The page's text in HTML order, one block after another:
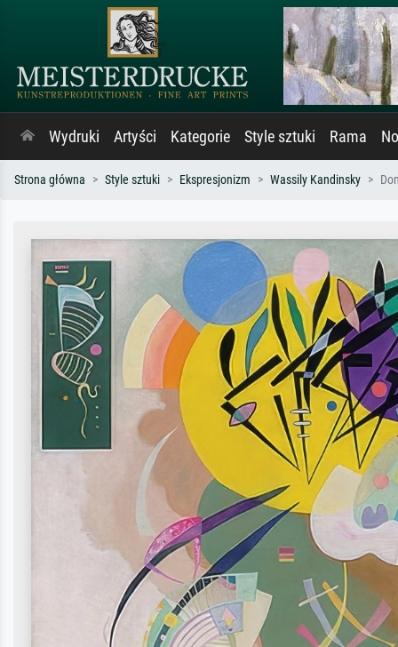
Wydruki Artyści Kategorie Style sztuki Rama
Strona główna Style sztuki Ekspresjonizm Wassily Kandinsky